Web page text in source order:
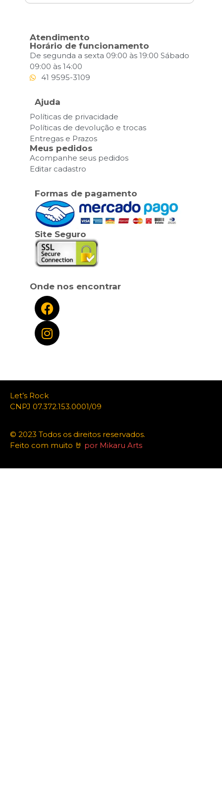
Atendimento
Horário de funcionamento
De segunda a sexta 09:00 às 19:00 Sábado
09:00 às 14:00
41 9595-3109
Ajuda
Políticas de privacidade
Políticas de devolução e trocas
Entregas e Prazos
Meus pedidos
Acompanhe seus pedidos
Editar cadastro
Formas de pagamento
Site Seguro
Onde nos encontrar
Let’s Rock
CNPJ 07.372.153.0001/09
© 2023 Todos os direitos reservados.
Feito com muito 🤘 por Mikaru Arts